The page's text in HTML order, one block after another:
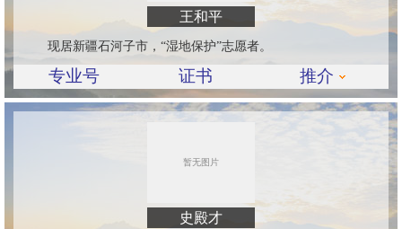
王和平
现居新疆石河子市，“湿地保护”志愿者。
专业号 证书 推介
史殿才